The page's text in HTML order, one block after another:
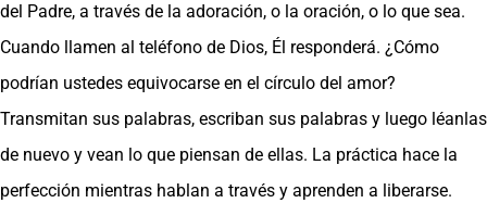
del Padre, a través de la adoración, o la oración, o lo que sea.
Cuando llamen al teléfono de Dios, Él responderá. ¿Cómo
podrían ustedes equivocarse en el círculo del amor?
Transmitan sus palabras, escriban sus palabras y luego léanlas
de nuevo y vean lo que piensan de ellas. La práctica hace la
perfección mientras hablan a través y aprenden a liberarse.